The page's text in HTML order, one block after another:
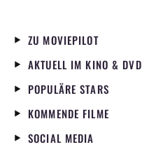
ZU MOVIEPILOT
AKTUELL IM KINO & DVD
POPULÄRE STARS
KOMMENDE FILME
SOCIAL MEDIA